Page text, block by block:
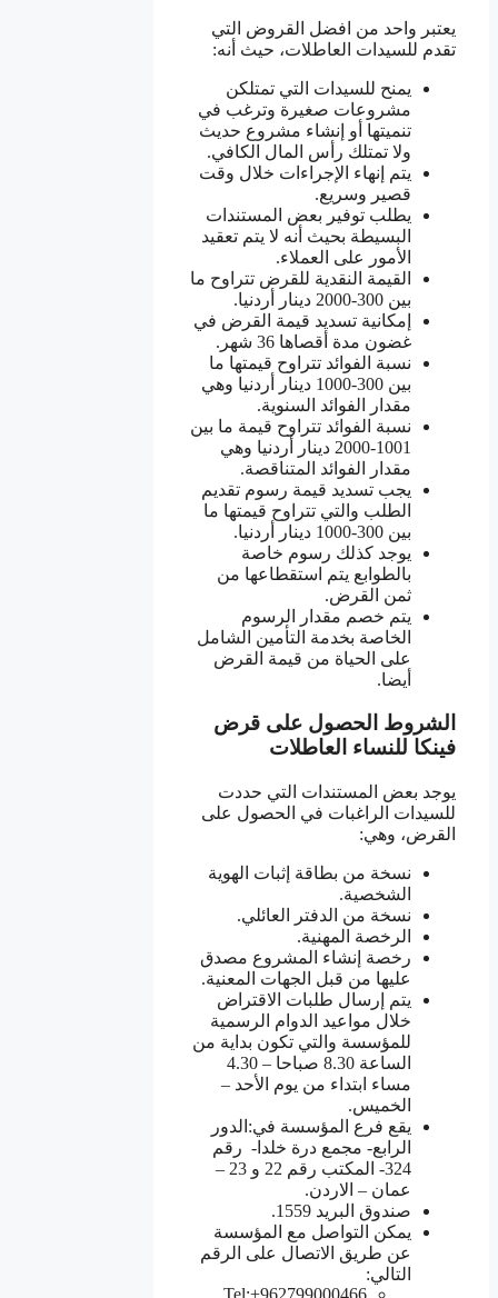
يعتبر واحد من افضل القروض التي
تقدم للسيدات العاطلات، حيث أنه:
يمنح للسيدات التي تمتلكن
مشروعات صغيرة وترغب في
تنميتها أو إنشاء مشروع حديث
ولا تمتلك رأس المال الكافي.
يتم إنهاء الإجراءات خلال وقت
قصير وسريع.
يطلب توفير بعض المستندات
البسيطة بحيث أنه لا يتم تعقيد
الأمور على العملاء.
القيمة النقدية للقرض تتراوح ما
بين 300-2000 دينار أردنيا.
إمكانية تسديد قيمة القرض في
غضون مدة أقصاها 36 شهر.
نسبة الفوائد تتراوح قيمتها ما
بين 300-1000 دينار أردنيا وهي
مقدار الفوائد السنوية.
نسبة الفوائد تتراوح قيمة ما بين
1001-2000 دينار أردنيا وهي
مقدار الفوائد المتناقصة.
يجب تسديد قيمة رسوم تقديم
الطلب والتي تتراوح قيمتها ما
بين 300-1000 دينار أردنيا.
يوجد كذلك رسوم خاصة
بالطوابع يتم استقطاعها من
ثمن القرض.
يتم خصم مقدار الرسوم
الخاصة بخدمة التأمين الشامل
على الحياة من قيمة القرض
أيضا.
الشروط الحصول على قرض
فينكا للنساء العاطلات
يوجد بعض المستندات التي حددت
للسيدات الراغبات في الحصول على
القرض، وهي:
نسخة من بطاقة إثبات الهوية
الشخصية.
نسخة من الدفتر العائلي.
الرخصة المهنية.
رخصة إنشاء المشروع مصدق
عليها من قبل الجهات المعنية.
يتم إرسال طلبات الاقتراض
خلال مواعيد الدوام الرسمية
للمؤسسة والتي تكون بداية من
الساعة 8.30 صباحا – 4.30
مساء ابتداء من يوم الأحد –
الخميس.
يقع فرع المؤسسة في:الدور
الرابع- مجمع درة خلدا- رقم
324- المكتب رقم 22 و 23 –
عمان – الاردن.
صندوق البريد 1559.
يمكن التواصل مع المؤسسة
عن طريق الاتصال على الرقم
التالي:
Tel:+962799000466